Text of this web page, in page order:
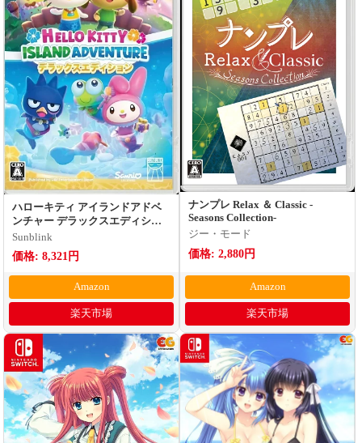
ハローキティ アイランドアドベ
ンチャー デラックスエディショ
ン
Sunblink
価格: 8,321円
Amazon
楽天市場
ナンプレ Relax ＆ Classic -
Seasons Collection-
ジー・モード
価格: 2,880円
Amazon
楽天市場